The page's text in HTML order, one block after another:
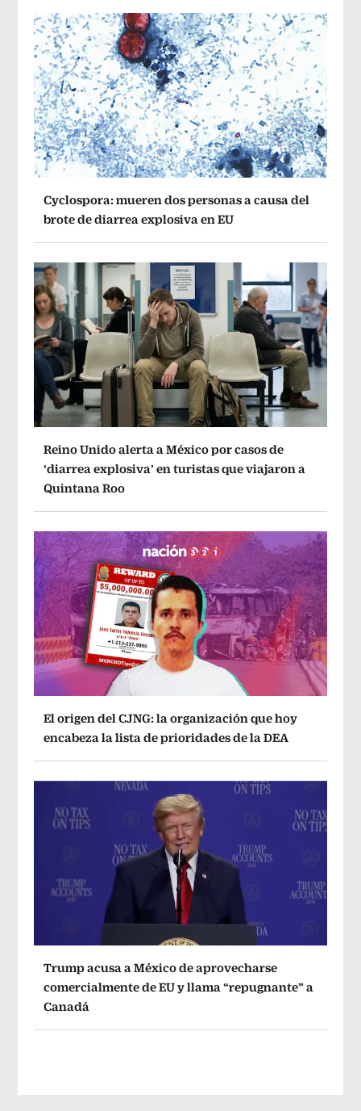
Cyclospora: mueren dos personas a causa del
brote de diarrea explosiva en EU
Reino Unido alerta a México por casos de
‘diarrea explosiva’ en turistas que viajaron a
Quintana Roo
El origen del CJNG: la organización que hoy
encabeza la lista de prioridades de la DEA
Trump acusa a México de aprovecharse
comercialmente de EU y llama “repugnante” a
Canadá